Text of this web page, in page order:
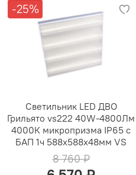
-25%
Светильник LED ДВО
Грильято vs222 40W-4800Лм
4000К микропризма IP65 с
БАП 1ч 588х588х48мм VS
8 760 ₽